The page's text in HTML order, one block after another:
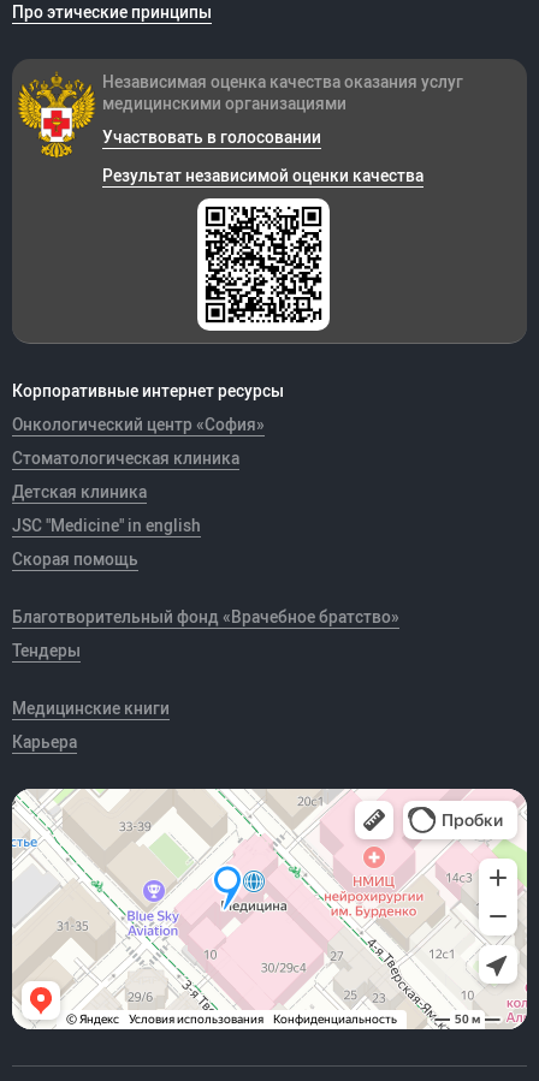
Про этические принципы
Корпоративные интернет ресурсы
Онкологический центр «София»
Стоматологическая клиника
Детская клиника
JSC "Medicine" in english
Скорая помощь
Благотворительный фонд «Врачебное братство»
Тендеры
Медицинские книги
Карьера
Независимая оценка качества оказания услуг
медицинскими организациями
Участвовать в голосовании
Результат независимой оценки качества